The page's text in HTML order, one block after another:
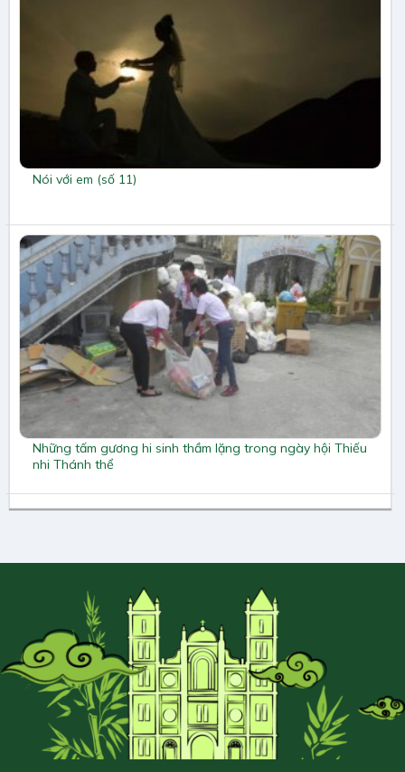
Nói với em (số 11)
Những tấm gương hi sinh thầm lặng trong ngày hội Thiếu
nhi Thánh thể